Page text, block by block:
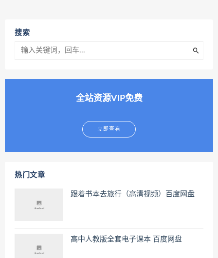
搜索
全站资源VIP免费
立即查看
热门文章
跟着书本去旅行（高清视频）百度网盘
高中人教版全套电子课本 百度网盘